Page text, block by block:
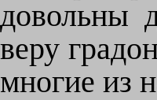
довольны
веру
многие из